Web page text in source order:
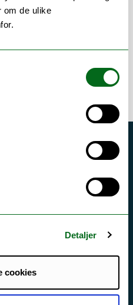
om de ulike
Detaljer
cookies
finner du meg
personvern